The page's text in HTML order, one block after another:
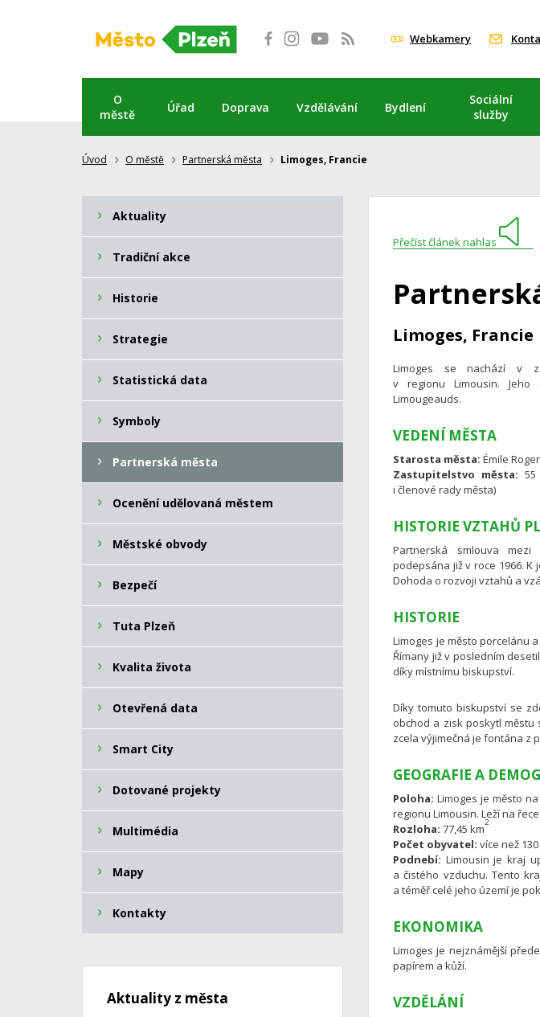
Webkamery
O
městě
Úřad Doprava Vzdělávání Bydlení
Sociální
služby
Úvod O městě Partnerská města Limoges, Francie
Přečíst článek nahlas
Limoges, Francie
Limoges se nachází v
v regionu Limousin. Jeho
Limougeauds.
VEDENÍ MĚSTA
Starosta města: Émile
Zastupitelstvo města:
i členové rady města)
HISTORIE VZTAHŮ
Partnerská smlouva
podepsána již v roce 1966. K
Dohoda o rozvoji vztahů a
HISTORIE
Limoges je město porcelánu
Římany již v posledním
díky místnímu biskupství.
Díky tomuto biskupství se
obchod a zisk poskytl
zcela výjimečná je fontána z
GEOGRAFIE A
Poloha: Limoges je město
regionu Limousin. Leží na
Rozloha: 77,45 km2
Počet obyvatel: více než
Podnebí: Limousin je kraj
a čistého vzduchu. Tento
a téměř celé jeho území je
EKONOMIKA
Limoges je nejznámější
papírem a kůží.
VZDĚLÁNÍ
Aktuality
Tradiční akce
Historie
Strategie
Statistická data
Symboly
Partnerská města
Ocenění udělovaná městem
Městské obvody
Bezpečí
Tuta Plzeň
Kvalita života
Otevřená data
Smart City
Dotované projekty
Multimédia
Mapy
Kontakty
Aktuality z města